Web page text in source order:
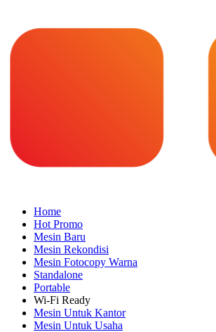
Home
Hot Promo
Mesin Baru
Mesin Rekondisi
Mesin Fotocopy Warna
Standalone
Portable
Wi-Fi Ready
Mesin Untuk Kantor
Mesin Untuk Usaha